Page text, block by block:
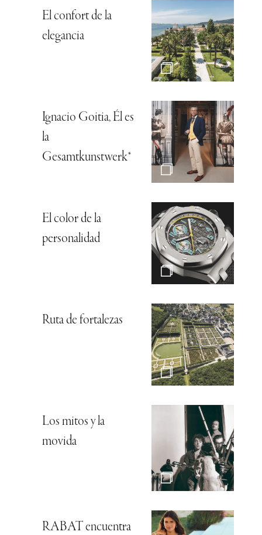
El confort de la
elegancia
Ignacio Goitia, Él es
la
Gesamtkunstwerk*
El color de la
personalidad
Ruta de fortalezas
Los mitos y la
movida
RABAT encuentra